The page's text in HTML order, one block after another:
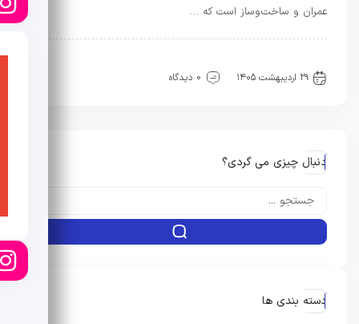
عمران و ساخت‌وساز است که …
۲۹ اردیبهشت ۱۴۰۵
0 دیدگاه
دنبال چیزی می گردی؟
دسته بندی ها